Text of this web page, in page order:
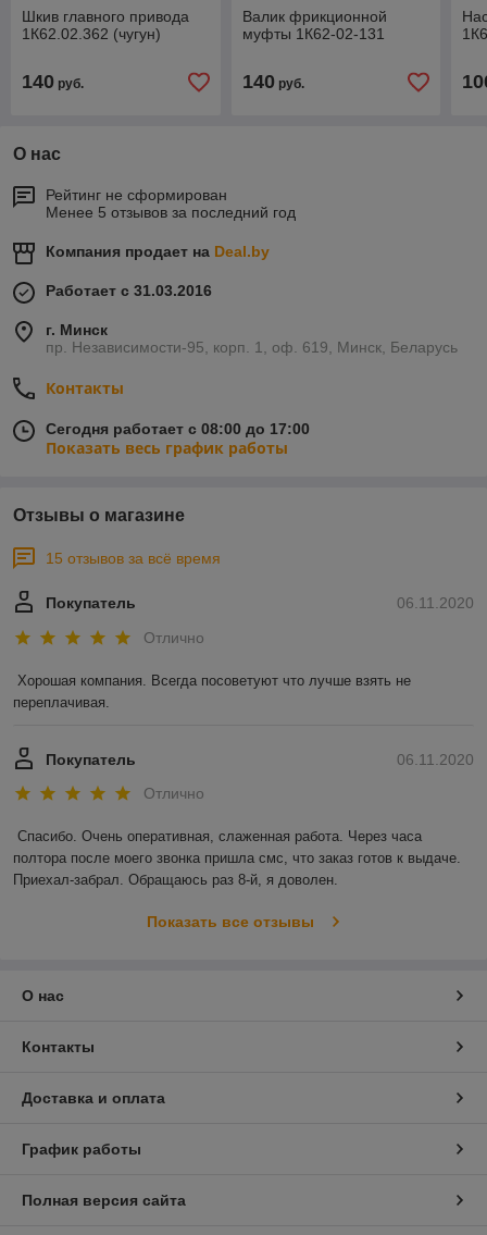
Шкив главного привода
1К62.02.362 (чугун)
140 руб.
Валик фрикционной
муфты 1К62-02-131
140руб.
О нас
Рейтинг не сформирован
Менее 5 отзывов за последний год
Компания продает на Deal.by
Работает с 31.03.2016
г. Минск
пр. Независимости-95, корп. 1, оф. 619, Минск, Беларусь
Контакты
Сегодня работает с 08:00 до 17:00
Показать весь график работы
Отзывы о магазине
15 отзывов за всё время
06.11.2020
Покупатель
Отлично
Хорошая компания. Всегда посоветуют что лучше взять не
переплачивая.
06.11.2020
Покупатель
Отлично
Спасибо. Очень оперативная, слаженная работа. Через часа
полтора после моего звонка пришла смс, что заказ готов к выдаче.
Приехал-забрал. Обращаюсь раз 8-й, я доволен.
Показать все отзывы
О нас
Контакты
Доставка и оплата
График работы
Полная версия сайта